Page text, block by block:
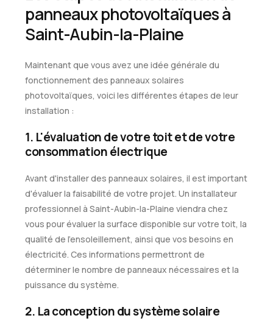
panneaux photovoltaïques à
Saint-Aubin-la-Plaine
Maintenant que vous avez une idée générale du
fonctionnement des panneaux solaires
photovoltaïques, voici les différentes étapes de leur
installation :
1. L'évaluation de votre toit et de votre
consommation électrique
Avant d'installer des panneaux solaires, il est important
d'évaluer la faisabilité de votre projet. Un installateur
professionnel à Saint-Aubin-la-Plaine viendra chez
vous pour évaluer la surface disponible sur votre toit, la
qualité de l'ensoleillement, ainsi que vos besoins en
électricité. Ces informations permettront de
déterminer le nombre de panneaux nécessaires et la
puissance du système.
2. La conception du système solaire